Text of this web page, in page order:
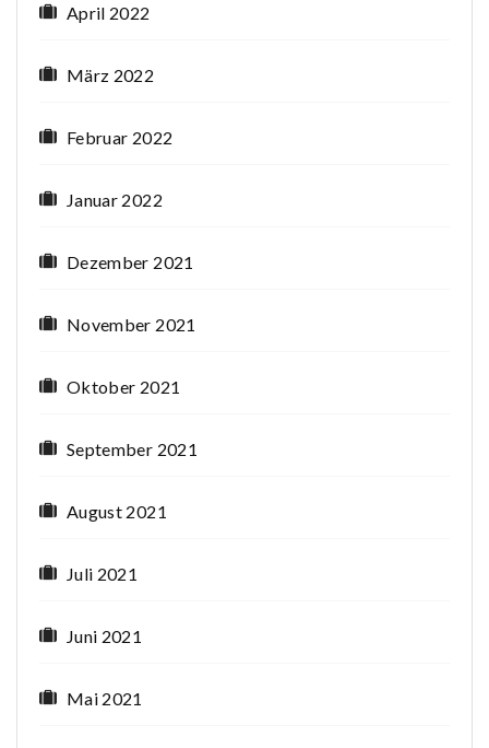
April 2022
März 2022
Februar 2022
Januar 2022
Dezember 2021
November 2021
Oktober 2021
September 2021
August 2021
Juli 2021
Juni 2021
Mai 2021